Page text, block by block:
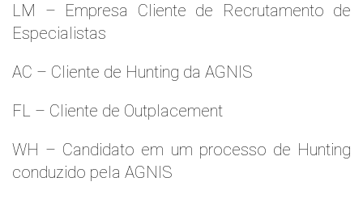
LM – Empresa Cliente de Recrutamento de
Especialistas
AC – Cliente de Hunting da AGNIS
FL – Cliente de Outplacement
WH – Candidato em um processo de Hunting
conduzido pela AGNIS